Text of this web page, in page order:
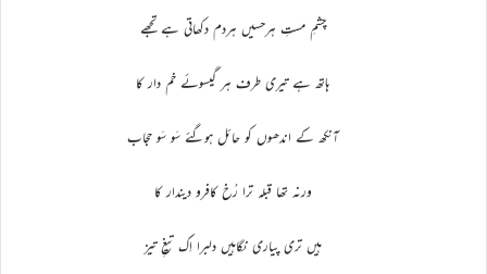
چشمِ مستِ ہرحسیں ہردم دکھاتی ہے تجھے
ہاتھ ہے تیری طرف ہر گیسوئے خم دار کا
آنکھ کے اندھوں کو حائل ہوگئے سَو سَو حجاب
ورنہ تھا قبلہ ترا رُخ کافرو دیندار کا
ہیں تری پیاری نگاہیں دلبرا اِک تیغِ تیز